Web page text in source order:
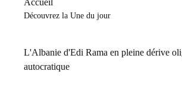
Accueil
Découvrez la Une du jour
L'Albanie d'Edi Rama en pleine dérive
autocratique